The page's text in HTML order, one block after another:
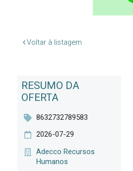
Voltar à listagem
RESUMO DA
OFERTA
8632732789583
2026-07-29
Adecco Recursos
Humanos